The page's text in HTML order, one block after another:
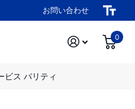
お問い合わせ
0
ビス パリティ